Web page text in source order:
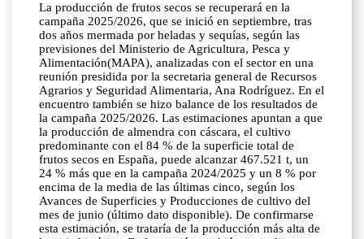
La producción de frutos secos se recuperará en la
campaña 2025/2026, que se inició en septiembre, tras
dos años mermada por heladas y sequías, según las
previsiones del Ministerio de Agricultura, Pesca y
Alimentación(MAPA), analizadas con el sector en una
reunión presidida por la secretaria general de Recursos
Agrarios y Seguridad Alimentaria, Ana Rodríguez. En el
encuentro también se hizo balance de los resultados de
la campaña 2025/2026. Las estimaciones apuntan a que
la producción de almendra con cáscara, el cultivo
predominante con el 84 % de la superficie total de
frutos secos en España, puede alcanzar 467.521 t, un
24 % más que en la campaña 2024/2025 y un 8 % por
encima de la media de las últimas cinco, según los
Avances de Superficies y Producciones de cultivo del
mes de junio (último dato disponible). De confirmarse
esta estimación, se trataría de la producción más alta de